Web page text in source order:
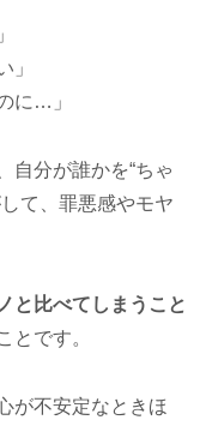
」
に…」
自分が誰かを“ちゃ
て、罪悪感やモヤ
と比べてしまうこと
とです。
が不安定なときほ